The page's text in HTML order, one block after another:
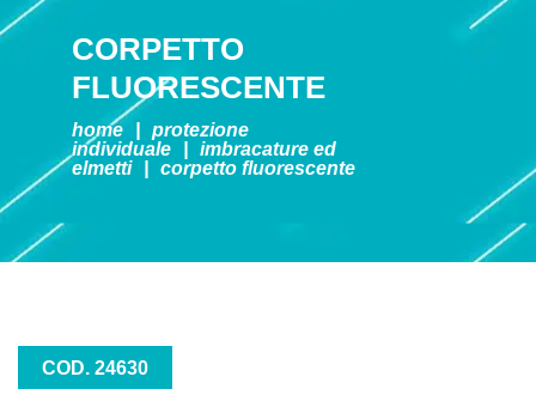
CORPETTO
FLUORESCENTE
home
protezione
individuale
imbracature ed
elmetti
corpetto fluorescente
COD. 24630